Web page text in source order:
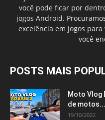
você pode ficar por
jogos Android.
excelência em jogos
você
POSTS MAIS
Moto Vlog
de motos...
19/10/2022